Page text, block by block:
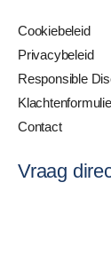
Cookiebeleid
Privacybeleid
Responsible
Contact
Vraag